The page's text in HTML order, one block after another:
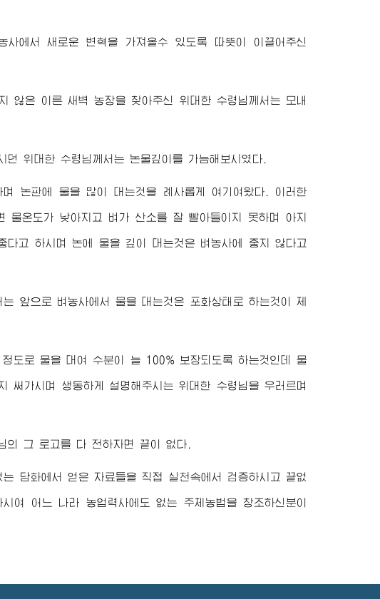
사에서 새로운 변혁을 가져올수 있도록 따뜻이 이끌어주신
않은 이른 새벽 농장을 찾아주신 위대한 수령님께서 는 모내
던 위대한 수령님께서 는 논물깊이를 가늠해보시였다.
논판에 물을 많이 대는것을 례사롭게 여기여왔다. 이러한
물온도가 낮아지고 벼가 산소를 잘 빨아들이지 못하며 아지
고 하시며 논에 물을 깊이 대는것은 벼농사에 좋지 않다고
는 앞으로 벼농사에서 물을 대는것은 포화상태로 하는것이 제
도로 물을 대여 수분이 늘 100% 보장되도록 하는것인데 물
써가시며 생동하게 설명해주시는위대한 수령님 을 우러르며
의 그 로고를 다 전하자면 끝이 없다.
담화에서 얻은 자료들을 직접 실천속에서 검증하시고 끝없
여 어느 나라 농업력사에도 없는 주체농법을 창조하신분이